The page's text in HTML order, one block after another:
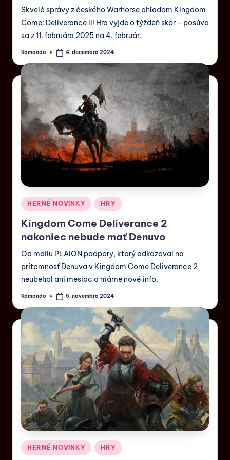
Skvelé správy z českého Warhorse ohľadom Kingdom
Come: Deliverance II! Hra vyjde o týždeň skôr - posúva
sa z 11. februára 2025 na 4. február.
Romando 4. decembra 2024
HERNÉ NOVINKY HRY
Kingdom Come Deliverance 2
nakoniec nebude mať Denuvo
Od mailu PLAION podpory, ktorý odkazoval na
prítomnosť Denuva v Kingdom Come Deliverance 2,
neubehol ani mesiac a máme nové info.
Romando 5. novembra 2024
HERNÉ NOVINKY HRY